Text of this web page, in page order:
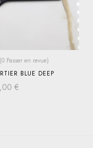
(0 Passer en revue)
BLUE DEEP
€